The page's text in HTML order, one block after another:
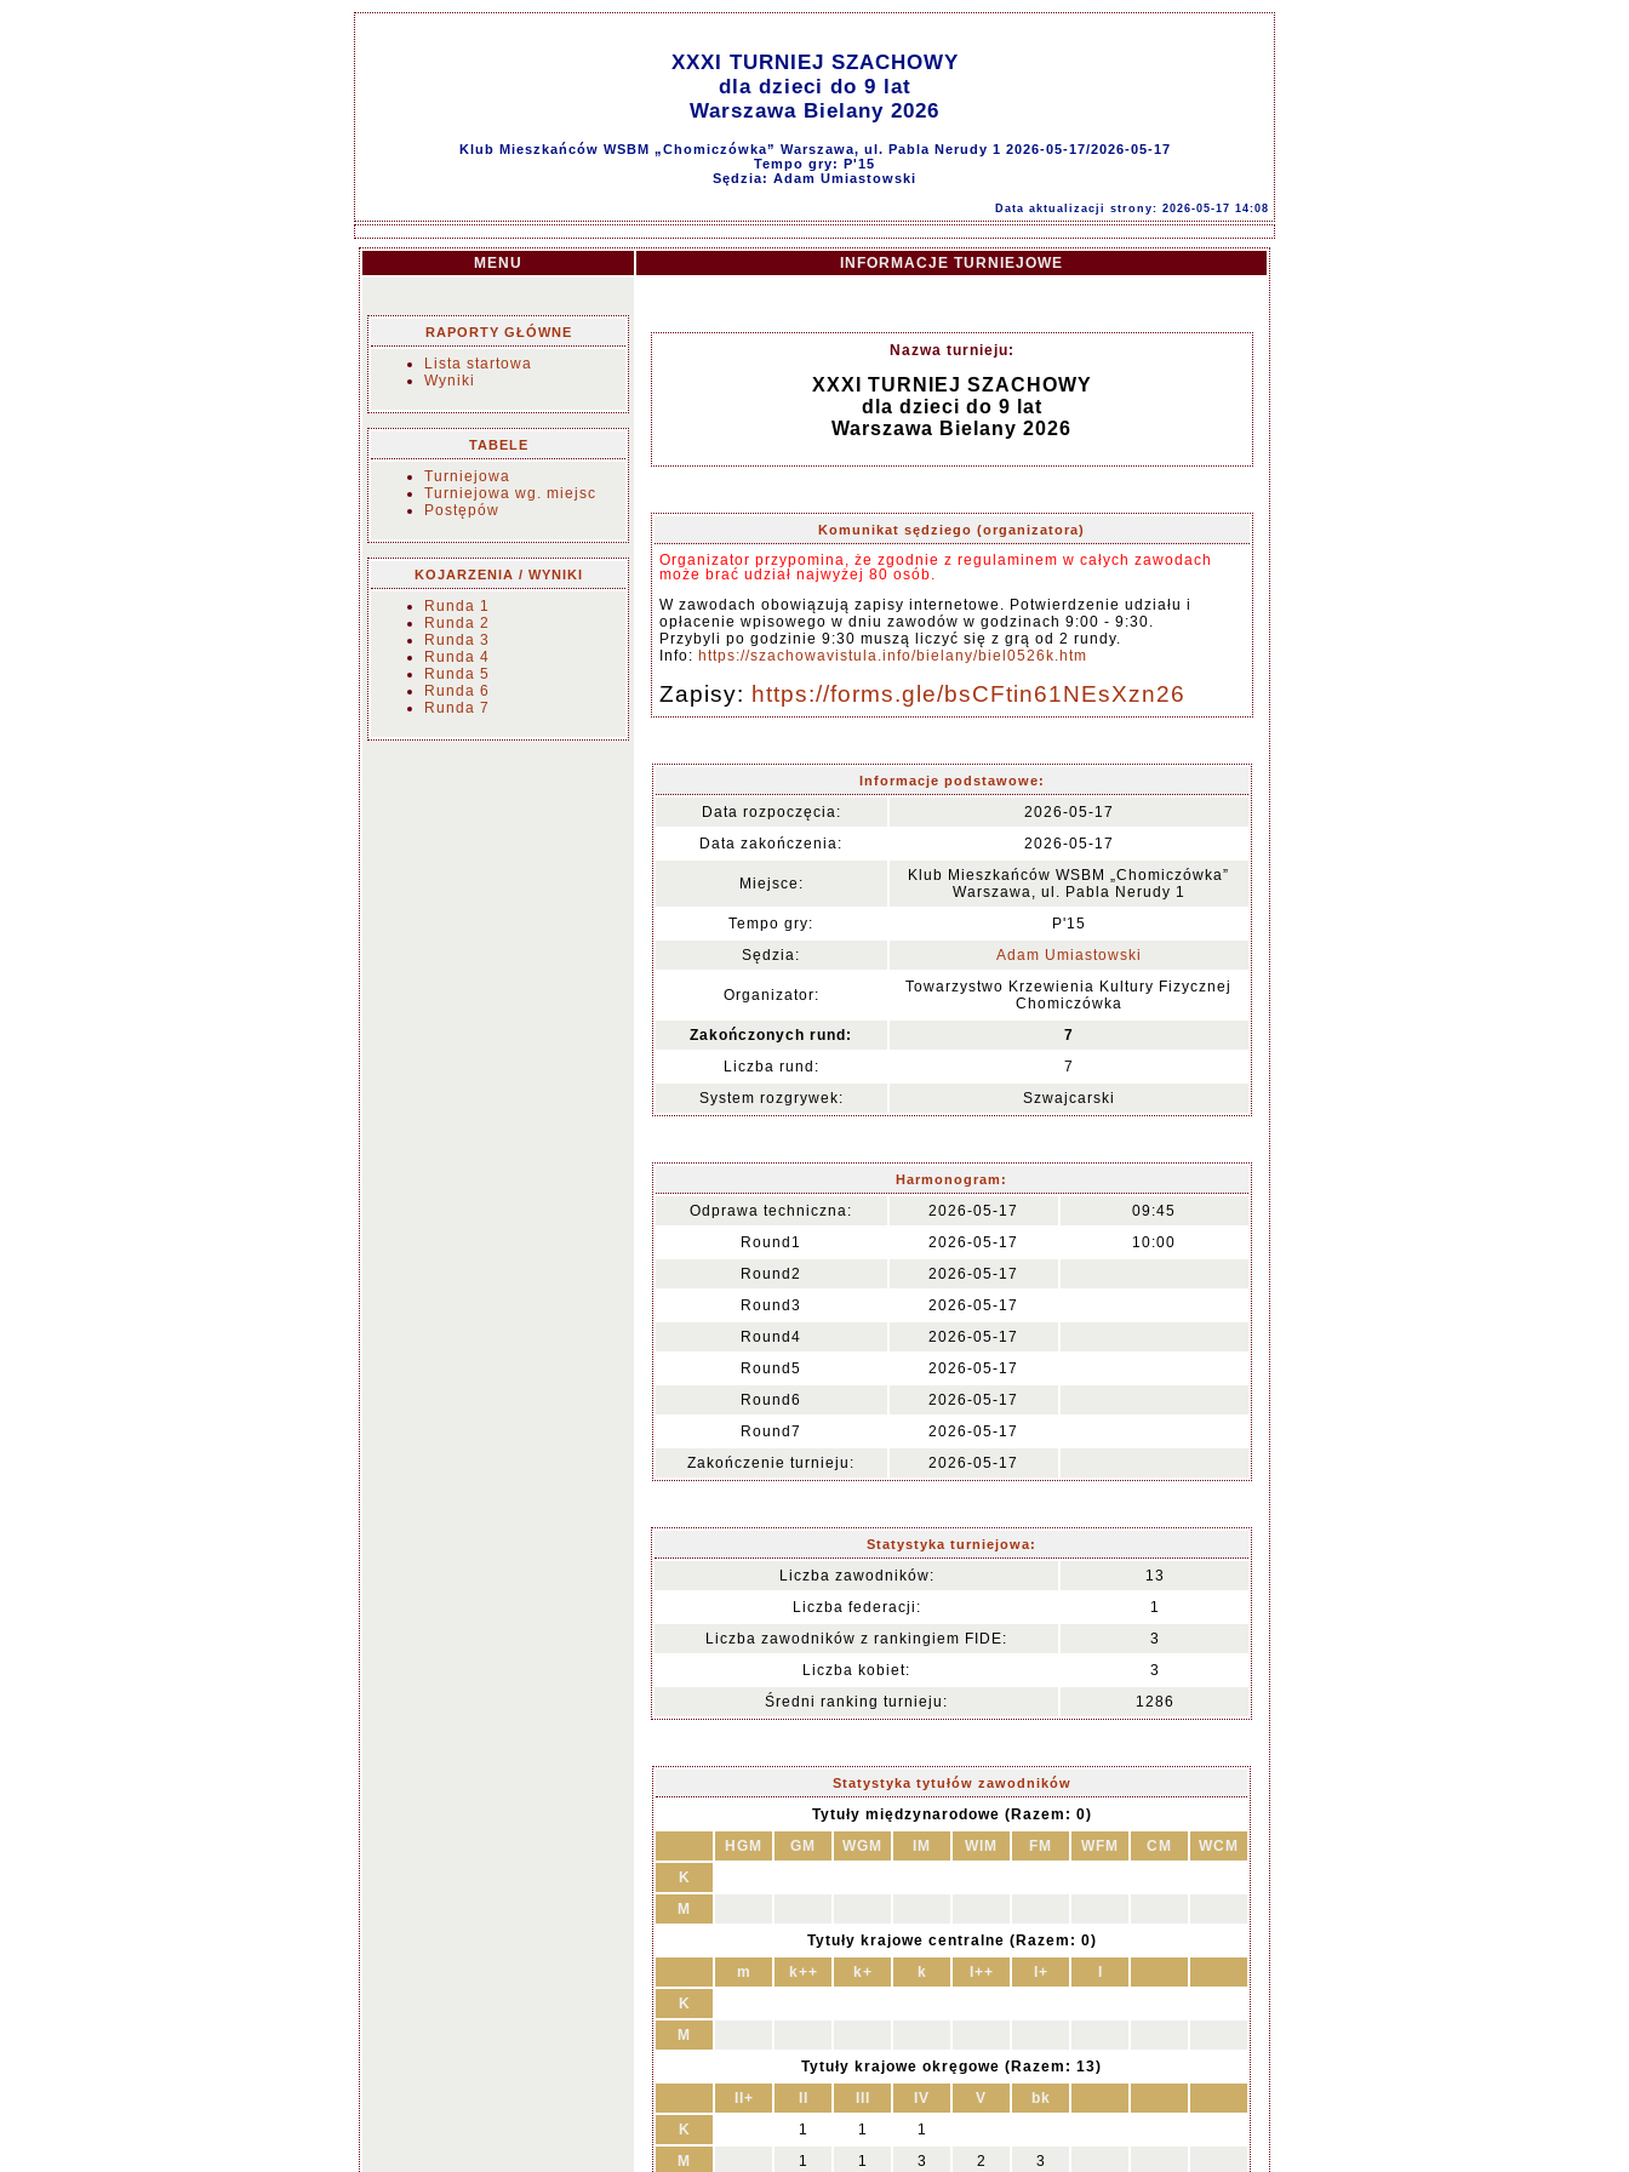
XXXI TURNIEJ SZACHOWY
dla dzieci do 9 lat
Warszawa Bielany 2026
Klub Mieszkańców WSBM „Chomiczówka” Warszawa, ul. Pabla Nerudy 1 2026-05-17/2026-05-17
Tempo gry: P'15
Sędzia: Adam Umiastowski
Data aktualizacji strony: 2026-05-17 14:08
MENU INFORMACJE TURNIEJOWE
RAPORTY GŁÓWNE
Lista startowa
Wyniki
TABELE
Turniejowa
Turniejowa wg. miejsc
Postępów
KOJARZENIA / WYNIKI
Runda 1
Runda 2
Runda 3
Runda 4
Runda 5
Runda 6
Runda 7
Nazwa turnieju:
XXXI TURNIEJ SZACHOWY
dla dzieci do 9 lat
Warszawa Bielany 2026
Komunikat sędziego (organizatora)
Organizator przypomina, że zgodnie z regulaminem w całych zawodach
może brać udział najwyżej 80 osób.
W zawodach obowiązują zapisy internetowe. Potwierdzenie udziału i
opłacenie wpisowego w dniu zawodów w godzinach 9:00 - 9:30.
Przybyli po godzinie 9:30 muszą liczyć się z grą od 2 rundy.
Info: https://szachowavistula.info/bielany/biel0526k.htm
Zapisy: https://forms.gle/bsCFtin61NEsXzn26
Informacje podstawowe:
Data rozpoczęcia:
2026-05-17
Data zakończenia:
2026-05-17
Miejsce:
Klub Mieszkańców WSBM „Chomiczówka”
Warszawa, ul. Pabla Nerudy 1
Tempo gry:
P'15
Sędzia:
Adam Umiastowski
Organizator:
Towarzystwo Krzewienia Kultury Fizycznej
Chomiczówka
Zakończonych rund:
7
Liczba rund:
7
System rozgrywek:
Szwajcarski
Harmonogram:
Odprawa techniczna: 2026-05-17
09:45
Round1
2026-05-17
10:00
Round2
2026-05-17
Round3
2026-05-17
Round4
2026-05-17
Round5
2026-05-17
Round6
2026-05-17
Round7
2026-05-17
Zakończenie turnieju:
2026-05-17
Statystyka turniejowa:
Liczba zawodników:
13
Liczba federacji:
1
Liczba zawodników z rankingiem FIDE:
3
Liczba kobiet:
3
Średni ranking turnieju:
1286
Statystyka tytułów zawodników
Tytuły międzynarodowe (Razem: 0)
HGM
GM WGM IM WIM FM WFM CM
WCM
K
M
Tytuły krajowe centralne (Razem: 0)
m
k++ k+ k I++ I+
K
M
Tytuły krajowe okręgowe (Razem: 13)
II+
IV V
bk
K
1 1
1
M
1 1 3 2 3